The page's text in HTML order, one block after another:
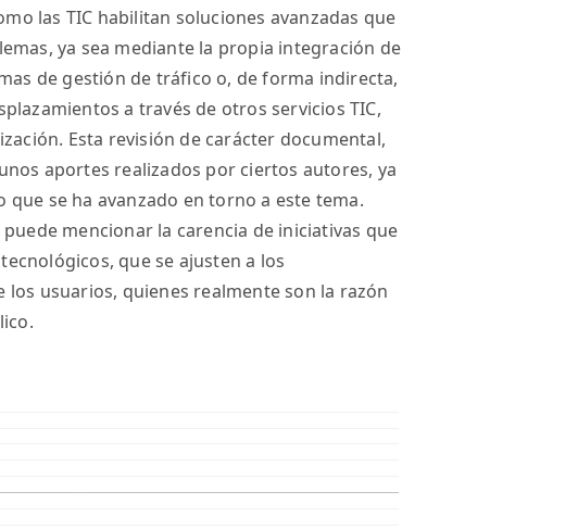
las TIC habilitan soluciones avanzadas que
ya sea mediante la propia integración de
de gestión de tráfico o, de forma indirecta,
a través de otros servicios TIC,
Esta revisión de carácter documental,
aportes realizados por ciertos autores, ya
que se ha avanzado en torno a este tema.
mencionar la carencia de iniciativas que
que se ajusten a los
usuarios, quienes realmente son la razón